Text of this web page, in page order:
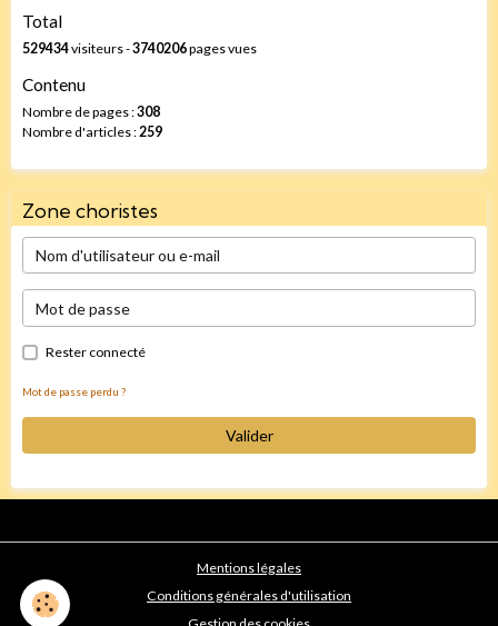
Total
529434visiteurs -3740206pages vues
Contenu
Nombre de pages :308
Nombre d'articles : 259
Zone choristes
Rester connecté
Mot de passe perdu ?
Valider
Mentions légales
Conditions générales d'utilisation